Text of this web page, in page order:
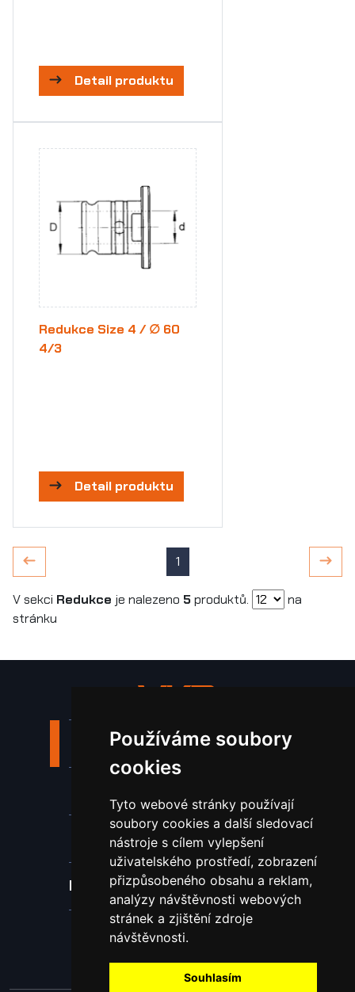
Používáme soubory
cookies
Tyto webové stránky používají
soubory cookies a další sledovací
nástroje s cílem vylepšení
uživatelského prostředí, zobrazení
přizpůsobeného obsahu a reklam,
analýzy návštěvnosti webových
stránek a zjištění zdroje
návštěvnosti.
Souhlasím
Detail produktu
Redukce Size 4 / ∅ 60
4/3
Detail produktu
1
V sekci Redukce je nalezeno 5produktů.
na
stránku
Stroje a zařízení
Spotřební materiál a nástroje
Náhradní díly pro vodní paprsek
Laserové svařování